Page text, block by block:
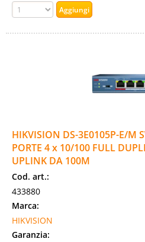
HIKVISION DS-3E0105P-E/M
PORTE 4 x 10/100 FULL
UPLINK DA 100M
Cod. art.:
433880
Marca:
HIKVISION
Garanzia: